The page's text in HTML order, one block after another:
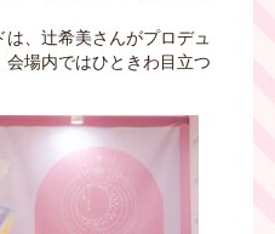
、辻希美さんがプロデュ
場内ではひときわ目立つ